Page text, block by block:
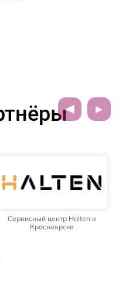
Сервисный центр Halten в
Красноярске